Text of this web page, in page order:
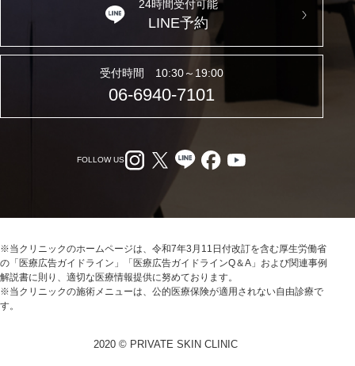
24時間受付可能
LINE予約
受付時間 10:30～19:00
06-6940-7101
FOLLOW US
※当クリニックのホームページは、令和7年3月11日付改訂を含む厚生労働省
の「医療広告ガイドライン」「医療広告ガイドラインQ＆A」および関連事例
解説書に則り、適切な医療情報提供に努めております。
※当クリニックの施術メニューは、公的医療保険が適用されない自由診療で
す。
2020 © PRIVATE SKIN CLINIC